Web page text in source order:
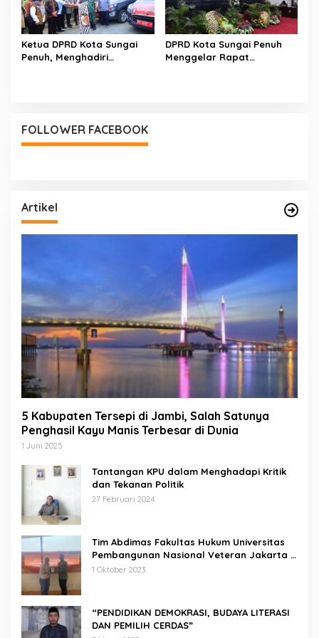
Ketua DPRD Kota Sungai
Penuh, Menghadiri
DPRD Kota Sungai Penuh
Menggelar Rapat
FOLLOWER FACEBOOK
Artikel
5 Kabupaten Tersepi di Jambi, Salah Satunya
Penghasil Kayu Manis Terbesar di Dunia
1 Juni 2025
Tantangan KPU dalam Menghadapi Kritik
dan Tekanan Politik
27 Februari 2024
Tim Abdimas Fakultas Hukum Universitas
Pembangunan Nasional Veteran Jakarta
Melakukan Pendampingan dan
1 Oktober 2023
“PENDIDIKAN DEMOKRASI, BUDAYA LITERASI
DAN PEMILIH CERDAS”